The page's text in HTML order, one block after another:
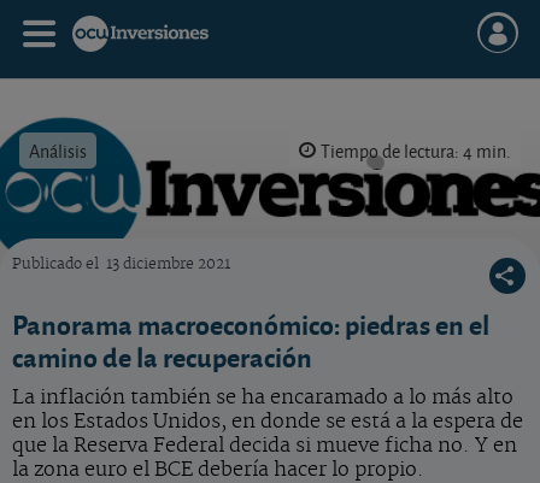
Análisis Tiempo de lectura: 4 min.
Publicado el 13 diciembre 2021
Panorama macroeconómico: piedras en el
camino de la recuperación
La inflación también se ha encaramado a lo más alto
en los Estados Unidos, en donde se está a la espera de
que la Reserva Federal decida si mueve ficha no. Y en
la zona euro el BCE debería hacer lo propio.